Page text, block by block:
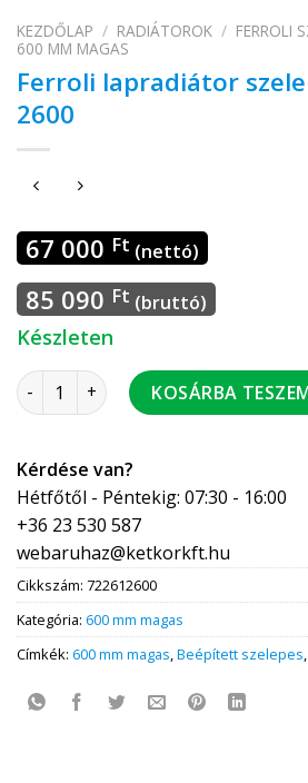
KEZDŐLAP / RADIÁTOROK / FERROLI
600 MM MAGAS
Ferroli lapradiátor
2600
67 000 Ft (nettó)
85 090 Ft (bruttó)
Készleten
Ferroli lapradiátor szelepes 22/600-
KOSÁRBA
Kérdése van?
Hétfőtől - Péntekig: 07:30 - 16:00
+36 23 530 587
webaruhaz@ketkorkft.hu
Cikkszám: 722612600
Kategória: 600 mm magas
Címkék: 600 mm magas,Beépített szelepes,